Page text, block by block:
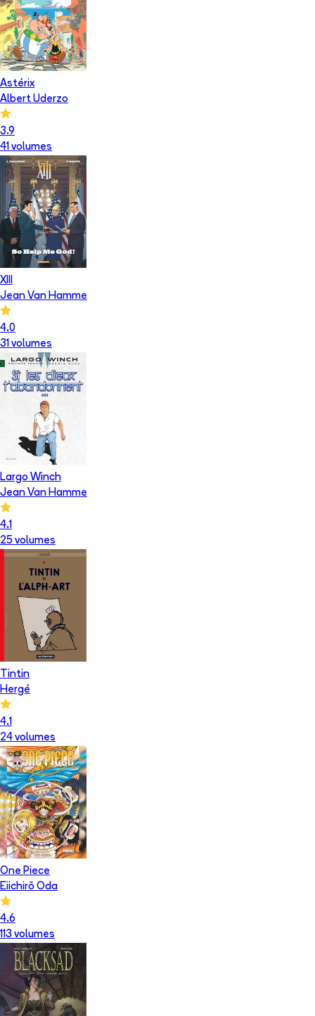
Astérix
Albert Uderzo
3.9
41 volumes
XIII
Jean Van Hamme
4.0
31 volumes
Largo Winch
Jean Van Hamme
4.1
25 volumes
Tintin
Hergé
4.1
24 volumes
One Piece
Eiichirō Oda
4.6
113 volumes